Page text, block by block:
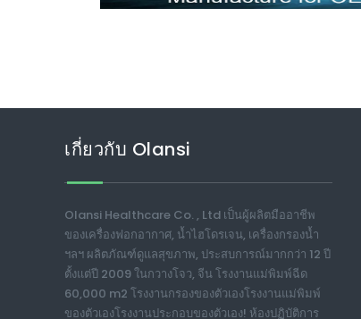
เกี่ยวกับ Olansi
Olansi Healthcare Co. , Ltd เป็นผู้ผลิตมืออาชีพ
ของเครื่องฟอกอากาศ, น้ำไฮโดรเจน, เครื่องกรองน้ำ
ฯลฯ ผลิตภัณฑ์ดูแลสุขภาพ, ประสบการณ์มากกว่า 12 ปี
ตั้งแต่ปี 2009 ในกวางโจว, จีน โรงงานแม่พิมพ์ฉีด
60,000 m2 โรงงานกรองของตัวเองโรงงานแม่พิมพ์
ของตัวเองโรงงานประกอบของตัวเอง! ห้องปฏิบัติการ